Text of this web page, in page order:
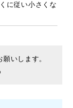
に従い小さくな
いします。